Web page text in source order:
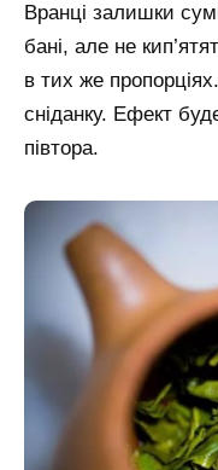
Вранці залишки
бані, але не
в тих же
сніданку. Ефект
півтора.